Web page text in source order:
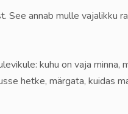
See annab mulle vajalikku
kuhu on vaja minna,
hetke, märgata, kuidas